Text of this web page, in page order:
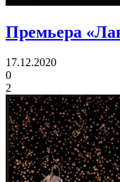
Премьера
17.12.2020
0
2